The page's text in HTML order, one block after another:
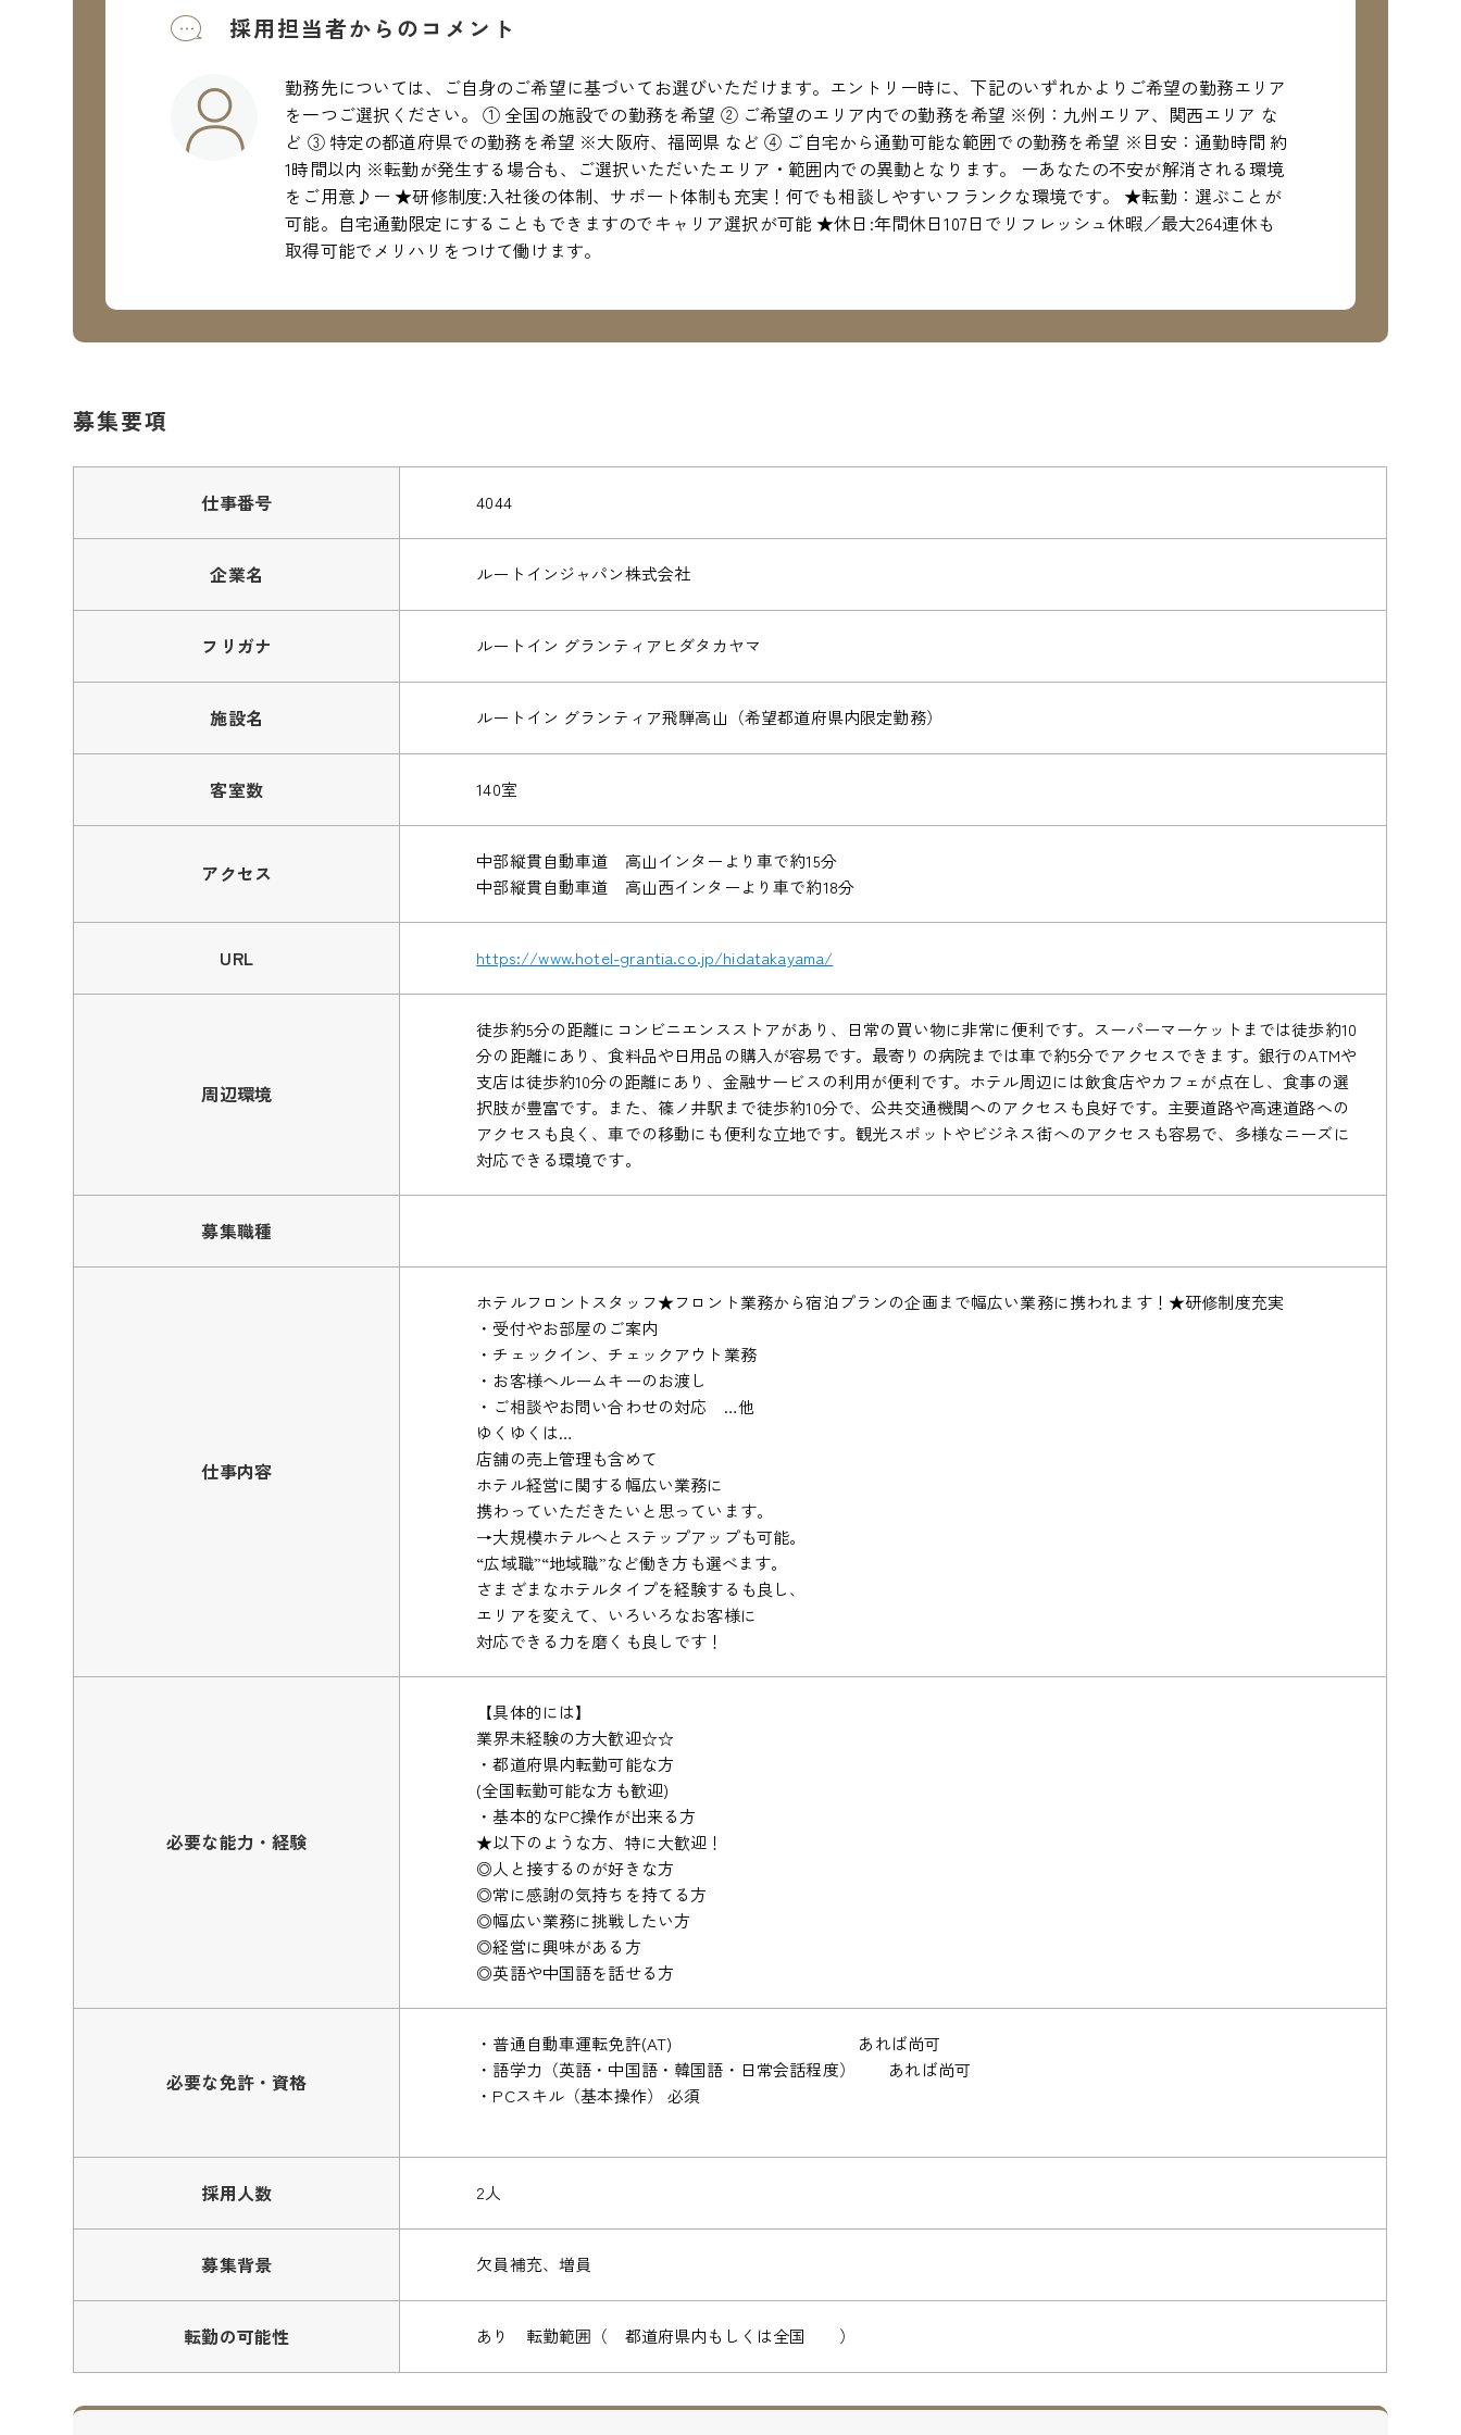
採用担当者からのコメント
勤務先については、ご自身のご希望に基づいてお選びいただけます。エントリー時に、下記のいずれかよりご希望の勤務エリア
を一つご選択ください。 ① 全国の施設での勤務を希望 ② ご希望のエリア内での勤務を希望 ※例：九州エリア、関西エリア な
ど ③ 特定の都道府県での勤務を希望 ※大阪府、福岡県 など ④ ご自宅から通勤可能な範囲での勤務を希望 ※目安：通勤時間 約
1時間以内 ※転勤が発生する場合も、ご選択いただいたエリア・範囲内での異動となります。 ーあなたの不安が解消される環境
をご用意♪ー ★研修制度:入社後の体制、サポート体制も充実！何でも相談しやすいフランクな環境です。 ★転勤：選ぶことが
可能。自宅通勤限定にすることもできますのでキャリア選択が可能 ★休日:年間休日107日でリフレッシュ休暇／最大264連休も
取得可能でメリハリをつけて働けます。
募集要項
仕事番号 4044
企業名 ルートインジャパン株式会社
フリガナ ルートイン グランティアヒダタカヤマ
施設名 ルートイン グランティア飛騨高山（希望都道府県内限定勤務）
客室数 140室
アクセス
中部縦貫自動車道 高山インターより車で約15分
中部縦貫自動車道 高山西インターより車で約18分
URL https://www.hotel-grantia.co.jp/hidatakayama/
周辺環境
徒歩約5分の距離にコンビニエンスストアがあり、日常の買い物に非常に便利です。スーパーマーケットまでは徒歩約10
分の距離にあり、食料品や日用品の購入が容易です。最寄りの病院までは車で約5分でアクセスできます。銀行のATMや
支店は徒歩約10分の距離にあり、金融サービスの利用が便利です。ホテル周辺には飲食店やカフェが点在し、食事の選
択肢が豊富です。また、篠ノ井駅まで徒歩約10分で、公共交通機関へのアクセスも良好です。主要道路や高速道路への
アクセスも良く、車での移動にも便利な立地です。観光スポットやビジネス街へのアクセスも容易で、多様なニーズに
対応できる環境です。
募集職種
仕事内容
ホテルフロントスタッフ★フロント業務から宿泊プランの企画まで幅広い業務に携われます！★研修制度充実
・受付やお部屋のご案内
・チェックイン、チェックアウト業務
・お客様へルームキーのお渡し
・ご相談やお問い合わせの対応 …他
ゆくゆくは…
店舗の売上管理も含めて
ホテル経営に関する幅広い業務に
携わっていただきたいと思っています。
→大規模ホテルへとステップアップも可能。
“広域職”“地域職”など働き方も選べます。
さまざまなホテルタイプを経験するも良し、
エリアを変えて、いろいろなお客様に
対応できる力を磨くも良しです！
必要な能力・経験
【具体的には】
業界未経験の方大歓迎☆☆
・都道府県内転勤可能な方
(全国転勤可能な方も歓迎)
・基本的なPC操作が出来る方
★以下のような方、特に大歓迎！
◎人と接するのが好きな方
◎常に感謝の気持ちを持てる方
◎幅広い業務に挑戦したい方
◎経営に興味がある方
◎英語や中国語を話せる方
必要な免許・資格
・普通自動車運転免許(AT) あれば尚可
・語学力（英語・中国語・韓国語・日常会話程度） あれば尚可
・PCスキル（基本操作） 必須
採用人数 2人
募集背景 欠員補充、増員
転勤の可能性 あり 転勤範囲（ 都道府県内もしくは全国 ）